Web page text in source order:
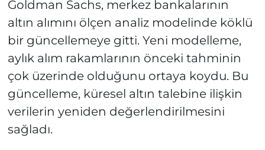
Goldman Sachs, merkez bankalarının
altın alımını ölçen analiz modelinde köklü
bir güncellemeye gitti. Yeni modelleme,
aylık alım rakamlarının önceki tahminin
çok üzerinde olduğunu ortaya koydu. Bu
güncelleme, küresel altın talebine ilişkin
verilerin yeniden değerlendirilmesini
sağladı.